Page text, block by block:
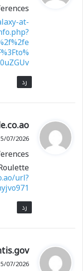
ل
at-
رد
ي
ق
ل
15/07/2026 الساعة
url?
رد
ي
ق
15/07/2026 الساعة